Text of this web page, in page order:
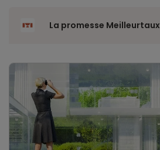
La promesse Meilleurtaux